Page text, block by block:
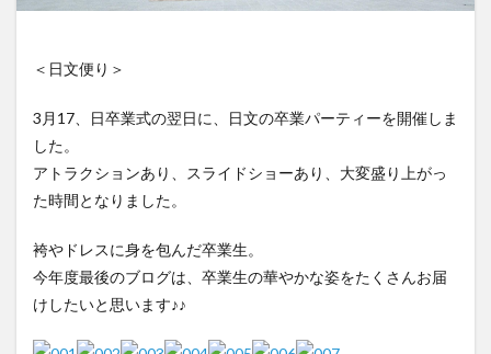
＜日文便り＞
3月17、日卒業式の翌日に、日文の卒業パーティーを開催しま
した。
アトラクションあり、スライドショーあり、大変盛り上がっ
た時間となりました。
袴やドレスに身を包んだ卒業生。
今年度最後のブログは、卒業生の華やかな姿をたくさんお届
けしたいと思います♪♪